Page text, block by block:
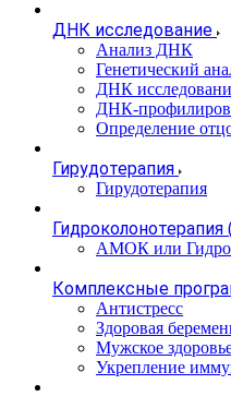
ДНК исследование
Анализ ДНК
Генетический
ДНК
ДНК-
Определение
Гирудотерапия
Гирудотерапия
АМОК или
Комплексные
Антистресс
Здоровая
Мужское
Укрепление